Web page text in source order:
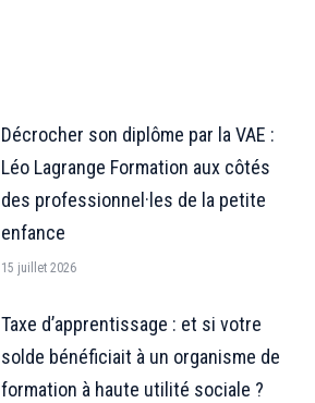
Décrocher son diplôme par la VAE :
Léo Lagrange Formation aux côtés
des professionnel·les de la petite
enfance
15 juillet 2026
Taxe d’apprentissage : et si votre
solde bénéficiait à un organisme de
formation à haute utilité sociale ?